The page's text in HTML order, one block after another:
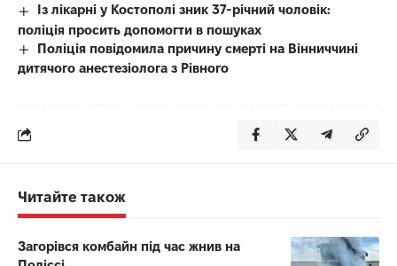
Із лікарні у Костополі зник 37-річний чоловік:
поліція просить допомогти в пошуках
Поліція повідомила причину смерті на Вінниччині
дитячого анестезіолога з Рівного
Читайте також
Загорівся комбайн під час жнив на